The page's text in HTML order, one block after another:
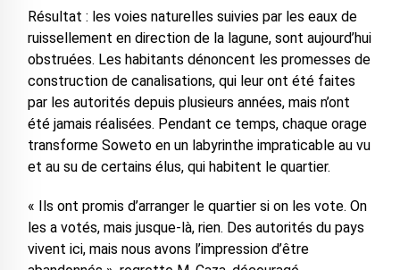
Résultat : les voies naturelles suivies par les eaux de
ruissellement en direction de la lagune, sont aujourd’hui
obstruées. Les habitants dénoncent les promesses de
construction de canalisations, qui leur ont été faites
par les autorités depuis plusieurs années, mais n’ont
été jamais réalisées. Pendant ce temps, chaque orage
transforme Soweto en un labyrinthe impraticable au vu
et au su de certains élus, qui habitent le quartier.
« Ils ont promis d’arranger le quartier si on les vote. On
les a votés, mais jusque-là, rien. Des autorités du pays
vivent ici, mais nous avons l’impression d’être